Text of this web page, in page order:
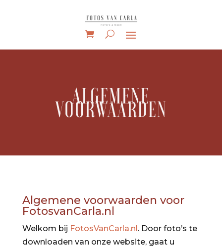
ALGEMENE
VOORWAARDEN
Algemene voorwaarden voor
FotosvanCarla.nl
Welkom bij FotosVanCarla.nl. Door foto’s te
downloaden van onze website, gaat u